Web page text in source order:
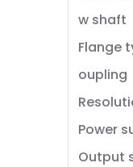
w shaft
Flange
oupling
Power
Output